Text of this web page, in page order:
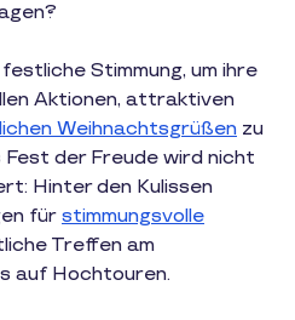
Stimmung, um ihre
Aktionen, attraktiven
Weihnachtsgrüßen zu
der Freude wird nicht
Hinter den Kulissen
für stimmungsvolle
Treffen am
auf Hochtouren.